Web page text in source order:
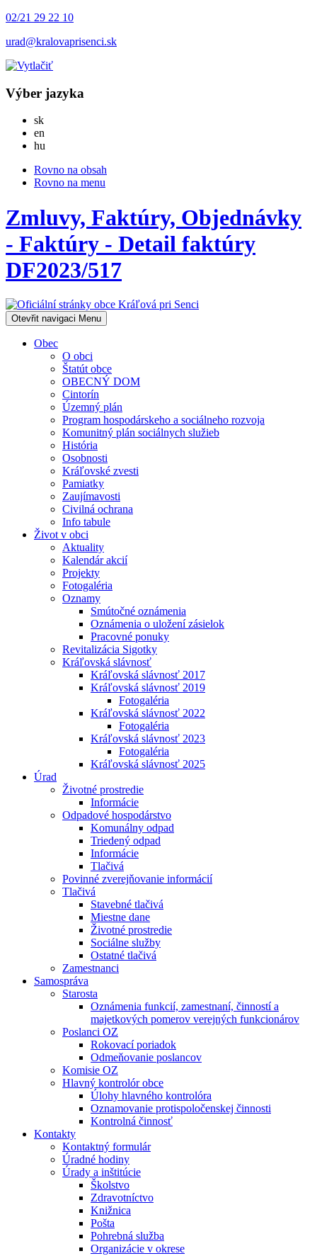
02/21 29 22 10
urad@kralovaprisenci.sk
Výber jazyka
skSlovensky
en
hu
Rovno na obsah
Rovno na menu
Zmluvy, Faktúry, Objednávky
- Faktúry - Detail faktúry
DF2023/517
Otevřit navigaci Menu
Obec
O obci
Štatút obce
OBECNÝ DOM
Cintorín
Územný plán
Program hospodárskeho a sociálneho rozvoja
Komunitný plán sociálnych služieb
História
Osobnosti
Kráľovské zvesti
Pamiatky
Zaujímavosti
Civilná ochrana
Info tabule
Život v obci
Aktuality
Kalendár akcií
Projekty
Fotogaléria
Oznamy
Smútočné oznámenia
Oznámenia o uložení zásielok
Pracovné ponuky
Revitalizácia Sigotky
Kráľovská slávnosť
Kráľovská slávnosť 2017
Kráľovská slávnosť 2019
Fotogaléria
Kráľovská slávnosť 2022
Fotogaléria
Kráľovská slávnosť 2023
Fotogaléria
Kráľovská slávnosť 2025
Úrad
Životné prostredie
Informácie
Odpadové hospodárstvo
Komunálny odpad
Triedený odpad
Informácie
Tlačivá
Povinné zverejňovanie informácií
Tlačivá
Stavebné tlačivá
Miestne dane
Životné prostredie
Sociálne služby
Ostatné tlačivá
Zamestnanci
Samospráva
Starosta
Oznámenia funkcií, zamestnaní, činností a
majetkových pomerov verejných funkcionárov
Poslanci OZ
Rokovací poriadok
Odmeňovanie poslancov
Komisie OZ
Hlavný kontrolór obce
Úlohy hlavného kontrolóra
Oznamovanie protispoločenskej činnosti
Kontrolná činnosť
Kontakty
Kontaktný formulár
Úradné hodiny
Úrady a inštitúcie
Školstvo
Zdravotníctvo
Knižnica
Pošta
Pohrebná služba
Organizácie v okrese